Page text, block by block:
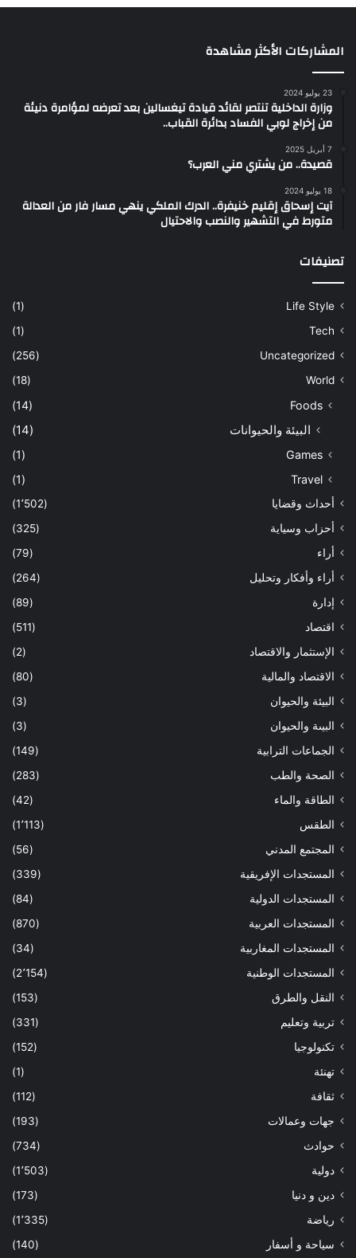
المشاركات الأكثر مشاهدة
23 يوليو 2024
وزارة الداخلية تنتصر لقائد قيادة تيغسالين بعد تعرضه لمؤامرة دنيئة
من إخراج لوبي الفساد بدائرة القباب..
7 أبريل 2025
قصيدة.. من يشتري مني العرب؟
18 يوليو 2024
آيت إسحاق إقليم خنيفرة.. الدرك الملكي ينهي مسار فار من العدالة
متورط في التشهير والنصب والاحتيال
تصنيفات
Life Style
(1)
Tech
(1)
Uncategorized
(256)
World
(18)
Foods
(14)
البيئة والحيوانات (14)
Games
(1)
Travel
(1)
أحداث وقضايا
(1٬502)
أحزاب وسياية
(325)
أراء
(79)
أراء وأفكار وتحليل
(264)
إدارة
(89)
اقتصاد
(511)
الإستثمار والاقتصاد
(2)
الاقتصاد والمالية
(80)
البيئة والحيوان
(3)
البيىة والحيوان
(3)
الجماعات الترابية
(149)
الصحة والطب
(283)
الطاقة والماء
(42)
الطقس
(1٬113)
المجتمع المدني
(56)
المستجدات الإفريقية
(339)
المستجدات الدولية
(84)
المستجدات العربية
(870)
المستجدات المغاربية
(34)
المستجدات الوطنية
(2٬154)
النقل والطرق
(153)
تربية وتعليم
(331)
تكنولوجيا
(152)
تهنئة
(1)
ثقافة
(112)
جهات وعمالات
(193)
حوادث
(734)
دولية
(1٬503)
دين و دنيا
(173)
رياضة
(1٬335)
سياحة و أسفار
(140)